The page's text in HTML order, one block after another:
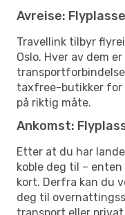
Avreise:
Travellink tilbyr
Oslo. Hver av dem
taxfree-butikker for
på riktig måte.
Ankomst:
Etter at du har
koble deg til –
kort. Derfra kan du
deg til